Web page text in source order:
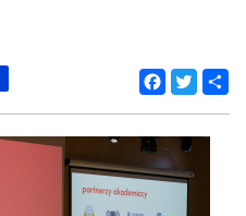
Facebook
Twitter